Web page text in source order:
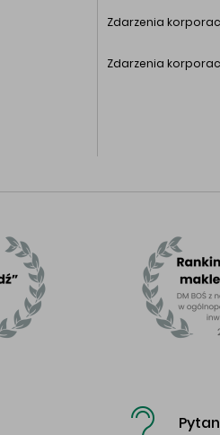
Zdarzenia
Zdarzenia